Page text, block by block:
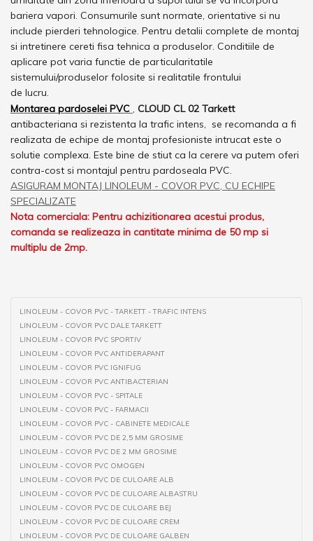
bariera vapori. Consumurile sunt normate, orientative si nu
include pierderi tehnologice. Pentru detalii complete de montaj
si intretinere cereti fisa tehnica a produselor. Conditiile de
aplicare pot varia functie de particularitatile
sistemului/produselor folosite si realitatile frontului
de lucru.
Montarea pardoselei PVC
CLOUD CL 02 Tarkett
antibacteriana si rezistenta la trafic intens, se recomanda a fi
realizata de echipe de montaj profesioniste intrucat este o
solutie complexa. Este bine de stiut ca la cerere va putem oferi
contra-cost si montajul pentru pardoseala PVC.
ASIGURAM MONTAJ LINOLEUM - COVOR PVC, CU ECHIPE
SPECIALIZATE
Nota comerciala: Pentru achizitionarea acestui produs,
comanda se realizeaza in cantitate minima de 50 mp si
multiplu de 2mp.
LINOLEUM - COVOR PVC - TARKETT - TRAFIC INTENS
LINOLEUM - COVOR PVC DALE TARKETT
LINOLEUM - COVOR PVC SPORTIV
LINOLEUM - COVOR PVC ANTIDERAPANT
LINOLEUM - COVOR PVC IGNIFUG
LINOLEUM - COVOR PVC ANTIBACTERIAN
LINOLEUM - COVOR PVC - SPITALE
LINOLEUM - COVOR PVC - FARMACII
LINOLEUM - COVOR PVC - CABINETE MEDICALE
LINOLEUM - COVOR PVC DE 2,5 MM GROSIME
LINOLEUM - COVOR PVC DE 2 MM GROSIME
LINOLEUM - COVOR PVC OMOGEN
LINOLEUM - COVOR PVC DE CULOARE ALB
LINOLEUM - COVOR PVC DE CULOARE ALBASTRU
LINOLEUM - COVOR PVC DE CULOARE BEJ
LINOLEUM - COVOR PVC DE CULOARE CREM
LINOLEUM - COVOR PVC DE CULOARE GALBEN